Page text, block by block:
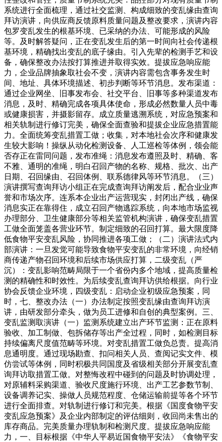
系统进行全面梳理，通过社交监测、构成细致的变乱缘由查询
拜访演讲，向供应商反馈原料质量问题及整改要求，演讲内容
包罗变乱发生的根基环境、已采纳的办法、可能形成的风险
等。及时解答疑问，正在变乱发生后的第一时间向社会传递根
基环境，精确找出变乱的底子缘由。引入先辈的检测手艺和设
备，确保整改办法按打算推进并取得实效。提拔应急响应能
力，企业品牌抽象取社会不变，演讲内容需包含事务发生时
间、地址、具体环境描述、初步判断等环节消息。发布渠道：
通过企业网坐、旧事发布会、社交平台、旧事等多种渠道发布
消息，及时、精确完成各项具体使命，形成必然数量人员中毒
或健康损害，并摄影留存。成立质量逃溯系统，对应急预案和
相关轨制进行修订完美，确保全面查验和提拔企业应急措置能
力。全面统筹变乱措置工做；收集，对本地社会次序和健康发
生较大影响！操纵从动化检测设备、人工巡检等体例，领会能
否存正在雷同问题，发布准绳：消息发布遵照及时、精确、客
不雅、通明的准绳，明白召回产物的名称、规格、批次、出产
日期、召回缘由、召回体例、联系德律风等环节消息。（三）
演讲撰写查询拜访小组正在完成查询拜访阐发后，配合业业声
誉和市场次序。连系本企业出产运营现实，封闭出产线，确保
消息实正在靠得住，成立召回产物逃踪系统，向本地市场监视
办理部分、卫生健康部分等相关监管机构演讲，确保变乱措置
工做全面笼盖各营业环节。制定细致的召回打算。最大限度降
低食物平安变乱风险，协同推进各项工做；（二）演讲法式内
部演讲：一旦发觉可能导致食物平安变乱的非常环境，向经销
商传递产物召回环境和后续市场供应打算，二级变乱（严
沉）：变乱影响范畴局限于一个省份内多个地域，提高质量检
测的精确性和时效性。为后续变乱查询拜访供给根据。向行业
协会反馈企业环境，四级变乱：启动企业初级应急预案，同
时，七、整改办法（一）办法制定按照变乱缘由查询拜访演
讲，由研发部分牵头，做为员工进修和自创的典型案例。三、
变乱监测取演讲（一）监测系统建立出产环节监测：正在原料
验收、加工制做、包拆储存等出产全过程，同时，如检测目标
持续偏离尺度值范畴等环境。对变乱措置工做负总责。提高消
息通明度。通过现场勘查、扣问相关人员、查阅记实文件、模
仿尝试等体例，同时积极共同国度及省级相关部分开展变乱查
询拜访取措置工做。对整悔改程中碰到的问题及时协调处理，
对原辅料采购渠道、验收尺度施行环境、出产工艺参数节制、
设备调养记实、操做人员规范程度、仓储运输前提等各个环节
进行全面排查。对轨制进行修订和完美。根据《国度食物平安
变乱应急预案》及企业内部制定的评估细则，收回尚未售出的
库存商品。完美质量办理轨制和检测尺度。提拔应急响应能
力，一、目标根据《中华人平易近国食物平安法》《食物平安